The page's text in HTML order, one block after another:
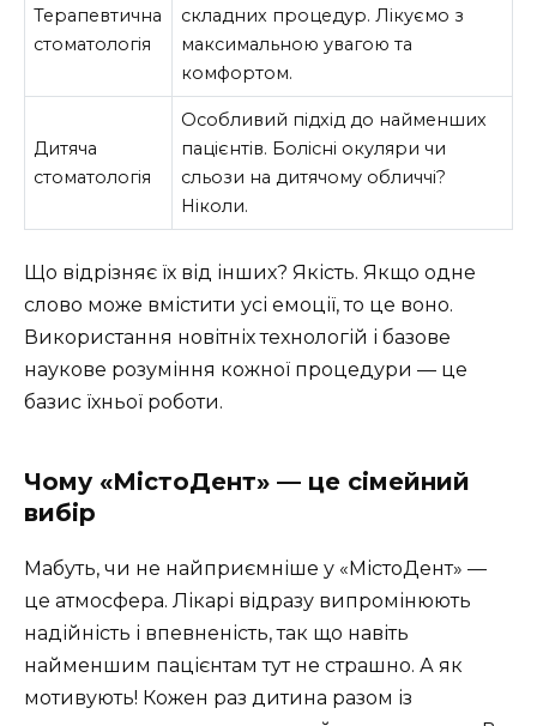
Терапевтична
стоматологія
складних процедур. Лікуємо з
максимальною увагою та
комфортом.
Дитяча
стоматологія
Особливий підхід до найменших
пацієнтів. Болісні окуляри чи
сльози на дитячому обличчі?
Ніколи.
Що відрізняє їх від інших? Якість. Якщо одне
слово може вмістити усі емоції, то це воно.
Використання новітніх технологій і базове
наукове розуміння кожної процедури — це
базис їхньої роботи.
Чому «МістоДент» — це сімейний
вибір
Мабуть, чи не найприємніше у «МістоДент» —
це атмосфера. Лікарі відразу випромінюють
надійність і впевненість, так що навіть
найменшим пацієнтам тут не страшно. А як
мотивують! Кожен раз дитина разом із